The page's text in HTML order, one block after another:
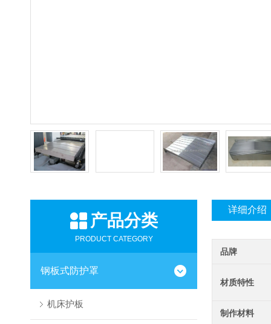
产品分类
PRODUCT CATEGORY
钢板式防护罩
机床护板
详细介绍
品牌
材质特性
制作材料